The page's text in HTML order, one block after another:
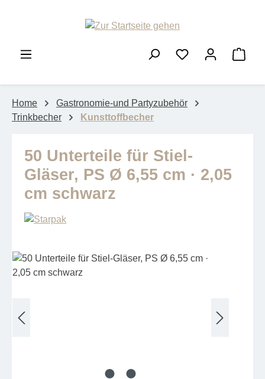
Home
Gastronomie-und Partyzubehör
Trinkbecher
Kunsttoffbecher
50 Unterteile für Stiel-
Gläser, PS Ø 6,55 cm · 2,05
cm schwarz
Bildergalerie überspringen